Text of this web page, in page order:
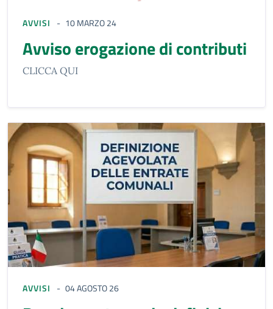
AVVISI 10 MARZO 24
Avviso erogazione di contributi
CLICCA QUI
AVVISI 04 AGOSTO 26